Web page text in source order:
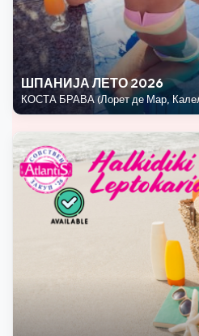
ШПАНИЈА ЛЕТО 2026
КОСТА БРАВА (Лорет де Мар,